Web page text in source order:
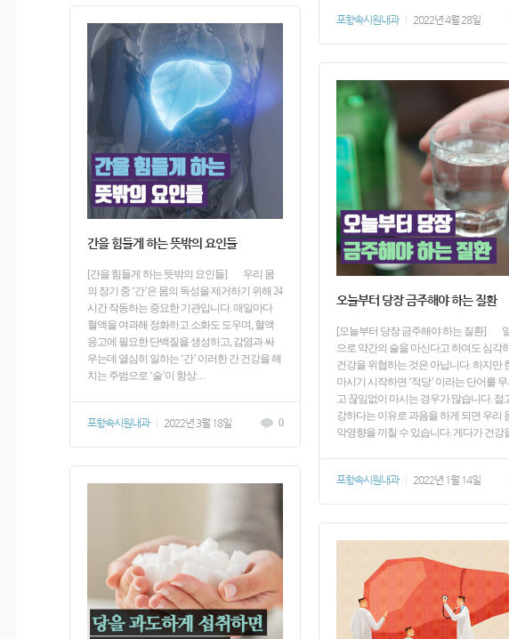
포항속시원내과 2022년 4월 28일
간을 힘들게 하는 뜻밖의 요인들
[간을 힘들게 하는 뜻밖의 요인들] 우리 몸
의 장기 중 ‘간’은 몸의 독성을 제거하기 위해 24
시간 작동하는 중요한 기관입니다. 매일마다
혈액을 여과해 정화하고 소화도 도우며, 혈액
응고에 필요한 단백질을 생성하고, 감염과 싸
우는데 열심히 일하는 ‘간’ 이러한 간 건강을 해
치는 주범으로 ‘술’이 항상…
포항속시원내과 2022년 3월 18일 0
오늘부터 당장 금주해야 하는 질환
[오늘부터 당장 금주해야 하는 질환]
으로 약간의 술을 마신다고 하여도 심각
건강을 위협하는 것은 아닙니다. 하지만
마시기 시작하면 ‘적당’ 이라는 단어를
고 끊임없이 마시는 경우가 많습니다. 젊
강하다는 이유로 과음을 하게 되면 우리
악영향을 끼칠 수 있습니다. 게다가 건
포항속시원내과 2022년 1월 14일